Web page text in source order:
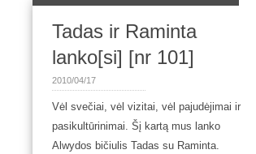
Tadas ir Raminta
lanko[si] [nr 101]
2010/04/17
Vėl svečiai, vėl vizitai, vėl pajudėjimai ir
pasikultūrinimai. Šį kartą mus lanko
Alwydos bičiulis Tadas su Raminta.